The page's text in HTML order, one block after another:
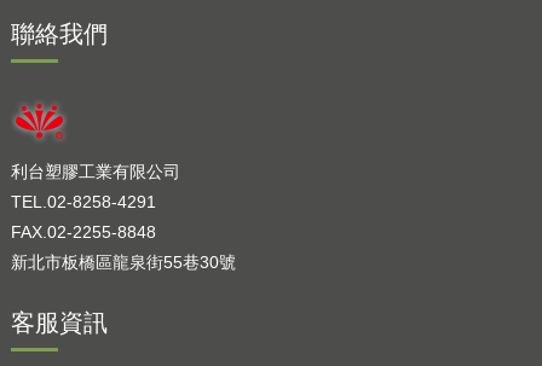
聯絡我們
利台塑膠工業有限公司
TEL.02-8258-4291
FAX.02-2255-8848
新北市板橋區龍泉街55巷30號
客服資訊